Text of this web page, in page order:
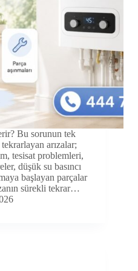
Bu sorunun tek
arızalar;
tesisat problemleri,
düşük su basıncı
başlayan parçalar
sürekli tekrar…